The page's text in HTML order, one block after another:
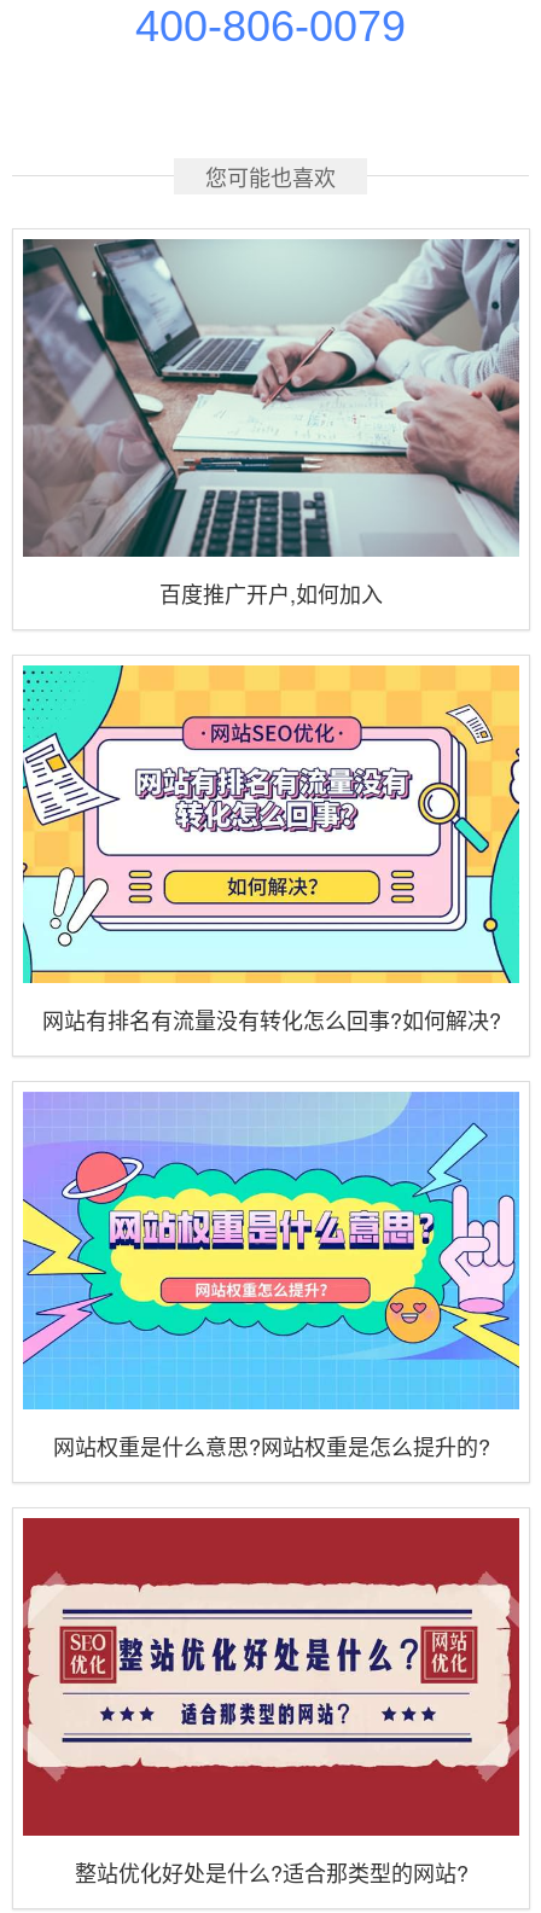
400-806-0079
您可能也喜欢
百度推广开户,如何加入
网站有排名有流量没有转化怎么回事?如何解决?
网站权重是什么意思?网站权重是怎么提升的?
整站优化好处是什么?适合那类型的网站?